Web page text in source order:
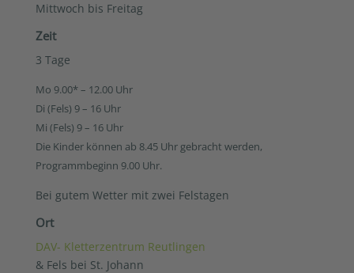
Mittwoch bis Freitag
Zeit
3 Tage
Mo 9.00*– 12.00 Uhr
Di (Fels) 9 – 16 Uhr
Mi (Fels) 9 – 16 Uhr
Die Kinder können ab 8.45 Uhr gebracht werden,
Programmbeginn 9.00 Uhr.
Bei gutem Wetter mit zwei Felstagen
Ort
DAV- Kletterzentrum Reutlingen
& Fels bei St. Johann